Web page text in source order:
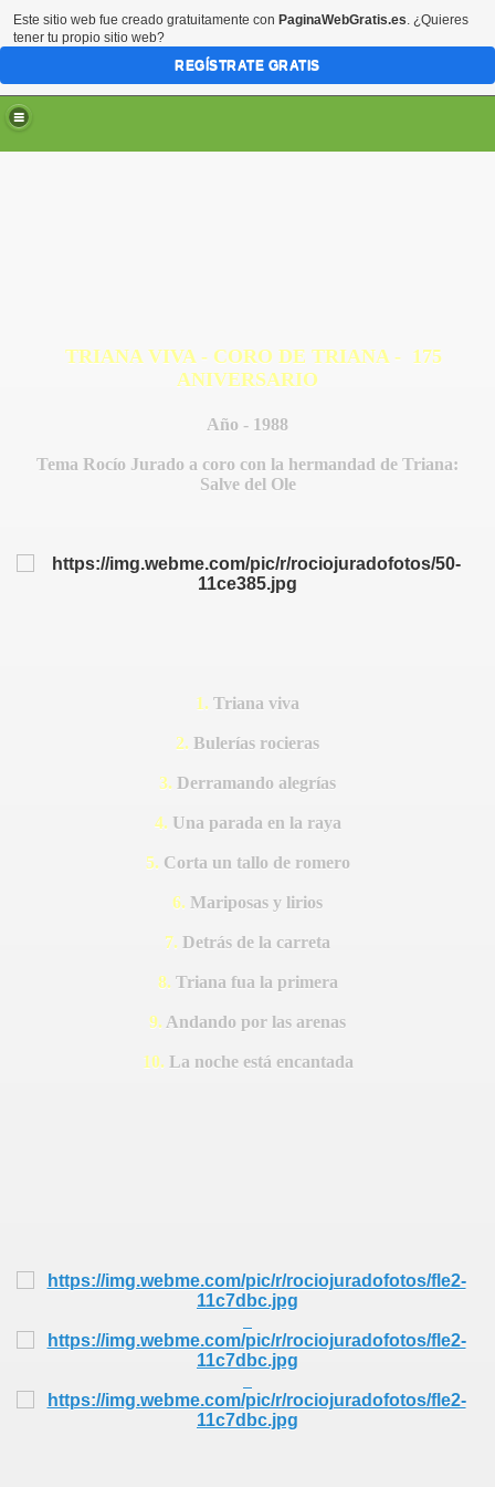
TRIANA VIVA - CORO DE TRIANA - 175
ANIVERSARIO
Año - 1988
Tema Rocío Jurado a coro con la hermandad de Triana:
Salve del Ole
1. Triana viva
2. Bulerías rocieras
3. Derramando alegrías
4. Una parada en la raya
5. Corta un tallo de romero
6. Mariposas y lirios
7. Detrás de la carreta
8. Triana fua la primera
9. Andando por las arenas
10. La noche está encantada
Este sitio web fue creado gratuitamente con PaginaWebGratis.es. ¿Quieres
tener tu propio sitio web?
REGÍSTRATE GRATIS